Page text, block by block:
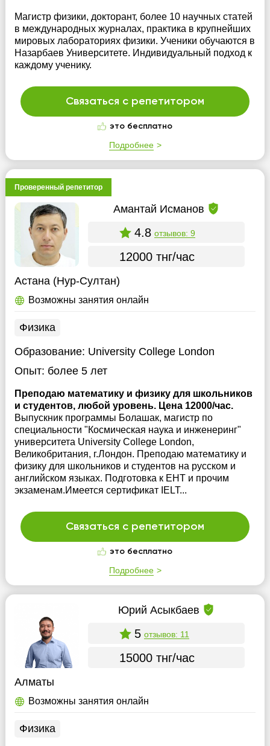
Магистр физики, докторант, более 10 научных статей
в международных журналах, практика в крупнейших
мировых лабораториях физики. Ученики обучаются в
Назарбаев Университете. Индивидуальный подход к
каждому ученику.
Связаться с репетитором
это бесплатно
Подробнее
Проверенный репетитор
Амантай Исманов
4.8 отзывов: 9
12000 тнг/час
Астана (Нур-Султан)
Возможны занятия онлайн
Физика
Образование: University College London
Опыт: более 5 лет
Преподаю математику и физику для школьников
и студентов, любой уровень. Цена 12000/час.
Выпускник программы Болашак, магистр по
специальности "Космическая наука и инженеринг"
университета University College London,
Великобритания, г.Лондон. Преподаю математику и
физику для школьников и студентов на русском и
английском языках. Подготовка к ЕНТ и прочим
экзаменам.Имеется сертификат IELT...
Связаться с репетитором
это бесплатно
Подробнее
Юрий Асыкбаев
5 отзывов: 11
15000 тнг/час
Алматы
Возможны занятия онлайн
Физика